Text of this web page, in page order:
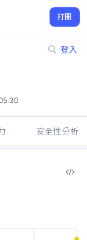
打開
登入
安全性分析